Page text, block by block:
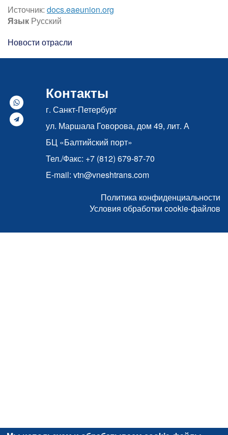
Источник: docs.eaeunion.org
Язык Русский
Новости отрасли
Контакты
г. Санкт-Петербург
ул. Маршала Говорова, дом 49, лит. А
БЦ «Балтийский порт»
Тел./Факс: +7 (812) 679-87-70
E-mail: vtn@vneshtrans.com
Политика конфиденциальности
Условия обработки cookie-файлов